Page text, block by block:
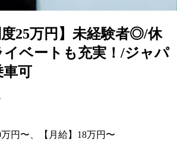
度25万円】未経験者◎/休
ベートも充実！/ジャパ
車可
万円〜、【月給】18万円〜